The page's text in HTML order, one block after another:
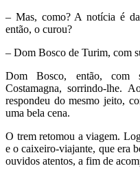
– Mas, como? A notícia é
então, o curou?
– Dom Bosco de Turim, com
Dom Bosco, então, com
Costamagna, sorrindo-lhe.
respondeu do mesmo jeito,
uma bela cena.
O trem retomou a viagem.
e o caixeiro-viajante, que era
ouvidos atentos, a fim de